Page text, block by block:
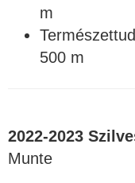
m
500 m
2022-2023
Munte